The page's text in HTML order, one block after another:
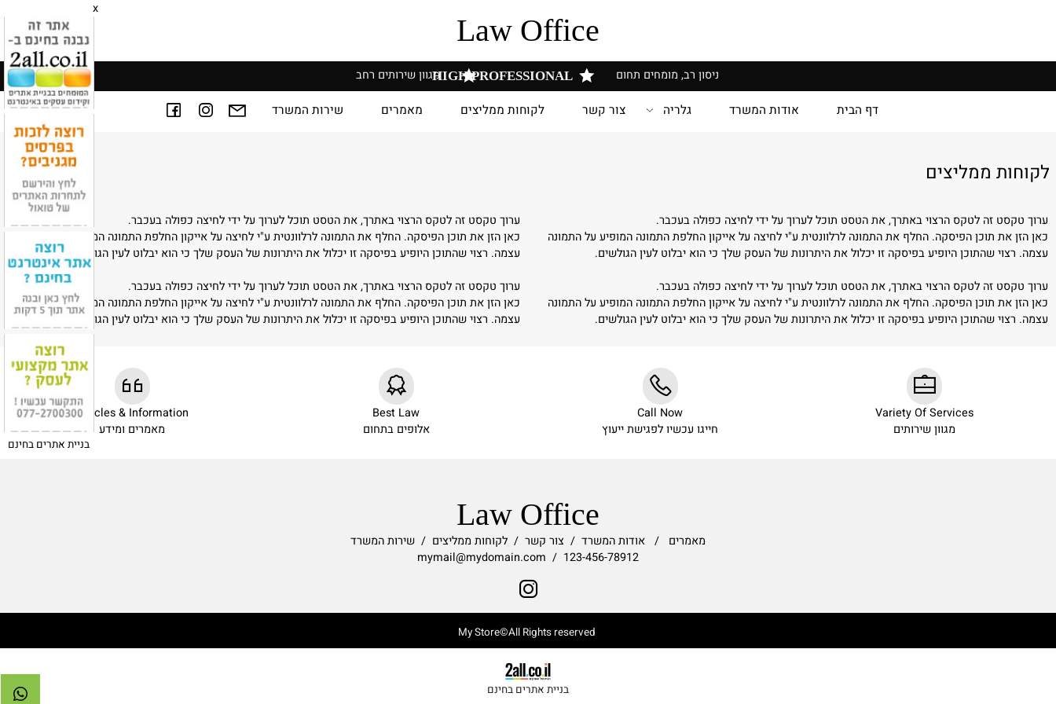
x
Law Office
ניסון רב, מומחים תחום HIGH PROFESSIONALמגוון שירותים רחב
דף הבית אודות המשרד גלריה צור קשר לקוחות ממליצים מאמרים שירות המשרד
ממליצים
זה לטקס הרצוי באתרך, את הטסט תוכל לערוך על ידי לחיצה כפולה בעכבר.
את תוכן הפיסקה. החלף את התמונה לרלוונטית ע"י לחיצה על אייקון החלפת התמונה המופיע על התמונה
שהתוכן היופיע בפיסקה זו יכלול את היתרונות של העסק שלך כי הוא יבלוט לעין הגולשים.
זה לטקס הרצוי באתרך, את הטסט תוכל לערוך על ידי לחיצה כפולה בעכבר.
את תוכן הפיסקה. החלף את התמונה לרלוונטית ע"י לחיצה על אייקון החלפת התמונה המופיע על התמונה
ערוך טקסט זה לטקס הרצוי באתרך, את הטסט תוכל לערוך על ידי לחיצה כפולה בעכבר.
כאן הזן את תוכן הפיסקה. החלף את התמונה לרלוונטית ע"י לחיצה על אייקון החלפת התמונה המופיע על התמונה
עצמה. רצוי שהתוכן היופיע בפיסקה זו יכלול את היתרונות של העסק שלך כי הוא יבלוט לעין הגולשים.
ערוך טקסט זה לטקס הרצוי באתרך, את הטסט תוכל לערוך על ידי לחיצה כפולה בעכבר.
כאן הזן את תוכן הפיסקה. החלף את התמונה לרלוונטית ע"י לחיצה על אייקון החלפת התמונה המופיע על התמונה
עצמה. רצוי שהתוכן היופיע בפיסקה זו יכלול את היתרונות של העסק שלך כי הוא יבלוט לעין הגולשים.
Variety Of Services
Call Now
Best Law
Articles & Information
Law Office
אודות המשרד/צור קשר /לקוחות ממליצים/שירות המשרד